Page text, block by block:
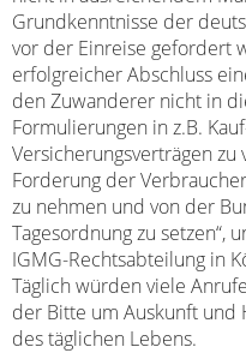
Grundkenntnisse der
vor der Einreise gefordert
erfolgreicher Abschluss
den Zuwanderer nicht in
Formulierungen in z.B.
Versicherungsverträgen
Forderung der
zu nehmen und von der
Tagesordnung zu setzen“,
IGMG-Rechtsabteilung in
Täglich würden viele
der Bitte um Auskunft und
des täglichen Lebens.